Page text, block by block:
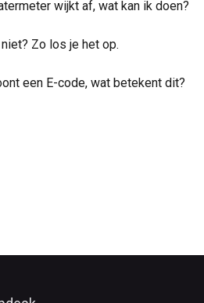
wijkt af, wat kan ik doen?
Zo los je het op.
een E-code, wat betekent dit?